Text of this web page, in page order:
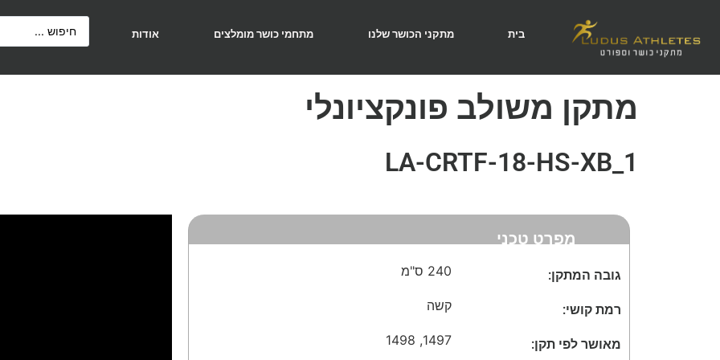
בית מתקני הכושר שלנו מתחמי כושר מומלצים אודות
מתקן משולב פונקציונלי
LA-CRTF-18-HS-XB_1
מפרט טכני
גובה המתקן: 240 ס"מ
רמת קושי: קשה
מאושר לפי תקן: 1497
,
1498